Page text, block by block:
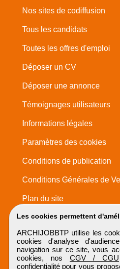
Les cookies permettent
ARCHIJOBBTP utilise les
cookies d'analyse
navigation sur ce site, vous
cookies, nos CGV / CGU
confidentialitépour vous
Nos sites de codiffusion
Tous les candidats
Toutes les offres d'emploi
Déposer un CV
Déposer une annonce
Témoignages utilisateurs
Informations légales
Paramètres des cookies
Conditions de publication
Conditions Générales de
Plan du site